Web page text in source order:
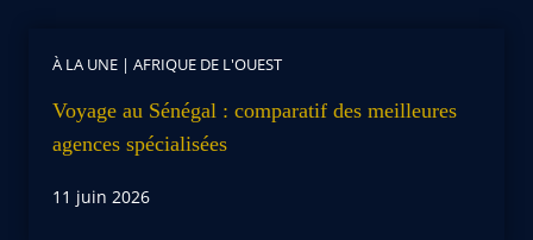
À LA UNE | AFRIQUE DE L'OUEST
Voyage au Sénégal : comparatif des meilleures
agences spécialisées
11 juin 2026